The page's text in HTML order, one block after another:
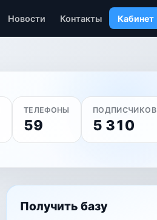
Новости Контакты Кабинет
ТЕЛЕФОНЫ
59
ПОДПИСЧИКОВ
5 310
Получить базу